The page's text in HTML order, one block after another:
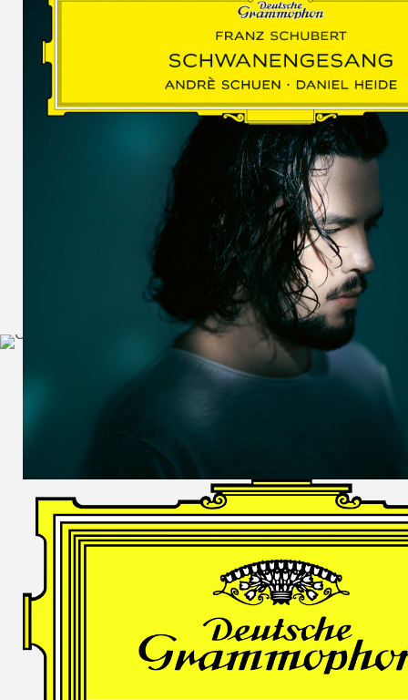
WOLF
MARTIN
SCHUMANN,
LIEDERKREIS
OP. 24
SECHS
MONOLOGE
AUS
JEDERMANN
GESÄNGE
Andrè Schuen,
Baritone
Daniel Heide,
Piano